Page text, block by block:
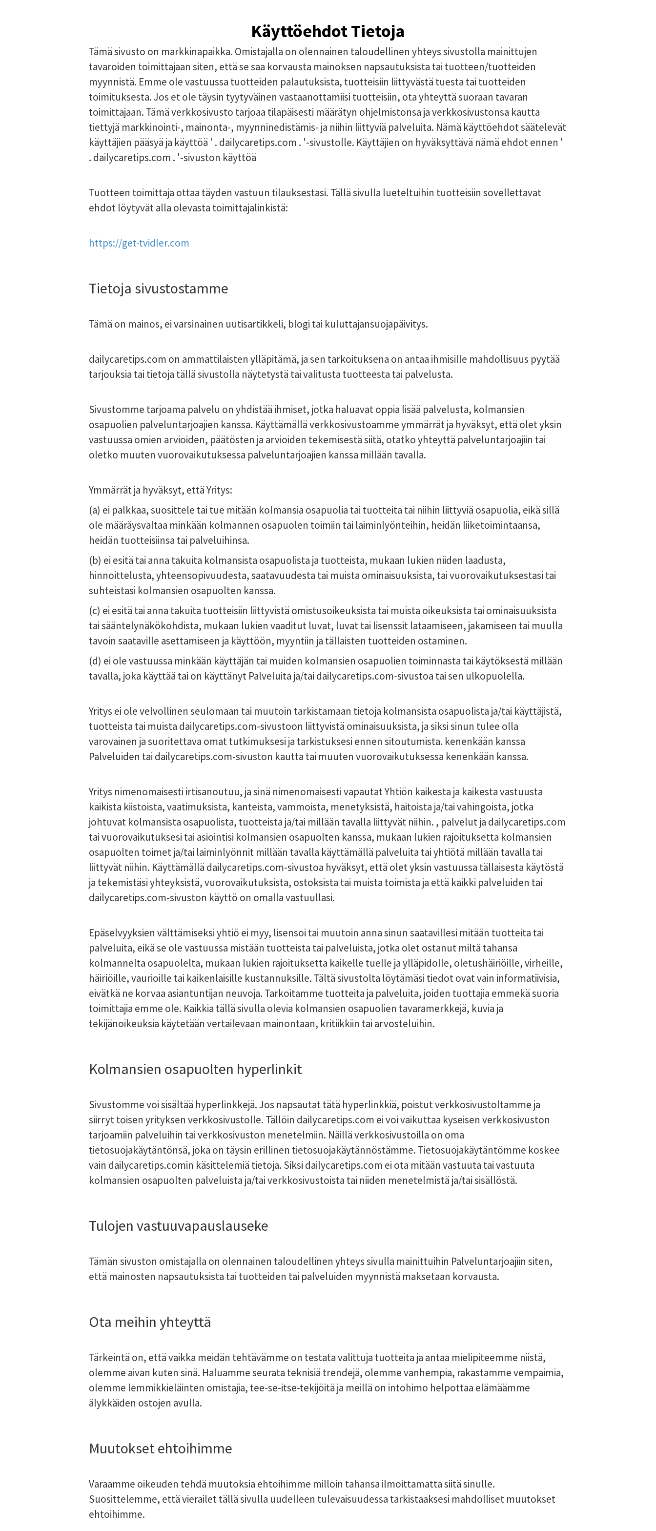
Käyttöehdot Tietoja
Tämä sivusto on markkinapaikka. Omistajalla on olennainen taloudellinen yhteys sivustolla mainittujen
tavaroiden toimittajaan siten, että se saa korvausta mainoksen napsautuksista tai tuotteen/tuotteiden
myynnistä. Emme ole vastuussa tuotteiden palautuksista, tuotteisiin liittyvästä tuesta tai tuotteiden
toimituksesta. Jos et ole täysin tyytyväinen vastaanottamiisi tuotteisiin, ota yhteyttä suoraan tavaran
toimittajaan. Tämä verkkosivusto tarjoaa tilapäisesti määrätyn ohjelmistonsa ja verkkosivustonsa kautta
tiettyjä markkinointi-, mainonta-, myynninedistämis- ja niihin liittyviä palveluita. Nämä käyttöehdot säätelevät
käyttäjien pääsyä ja käyttöä ' . dailycaretips.com . '-sivustolle. Käyttäjien on hyväksyttävä nämä ehdot ennen '
. dailycaretips.com . '-sivuston käyttöä
Tuotteen toimittaja ottaa täyden vastuun tilauksestasi. Tällä sivulla lueteltuihin tuotteisiin sovellettavat
ehdot löytyvät alla olevasta toimittajalinkistä:
https://get-tvidler.com
Tietoja sivustostamme
Tämä on mainos, ei varsinainen uutisartikkeli, blogi tai kuluttajansuojapäivitys.
dailycaretips.com on ammattilaisten ylläpitämä, ja sen tarkoituksena on antaa ihmisille mahdollisuus pyytää
tarjouksia tai tietoja tällä sivustolla näytetystä tai valitusta tuotteesta tai palvelusta.
Sivustomme tarjoama palvelu on yhdistää ihmiset, jotka haluavat oppia lisää palvelusta, kolmansien
osapuolien palveluntarjoajien kanssa. Käyttämällä verkkosivustoamme ymmärrät ja hyväksyt, että olet yksin
vastuussa omien arvioiden, päätösten ja arvioiden tekemisestä siitä, otatko yhteyttä palveluntarjoajiin tai
oletko muuten vuorovaikutuksessa palveluntarjoajien kanssa millään tavalla.
Ymmärrät ja hyväksyt, että Yritys:
(a) ei palkkaa, suosittele tai tue mitään kolmansia osapuolia tai tuotteita tai niihin liittyviä osapuolia, eikä sillä
ole määräysvaltaa minkään kolmannen osapuolen toimiin tai laiminlyönteihin, heidän liiketoimintaansa,
heidän tuotteisiinsa tai palveluihinsa.
(b) ei esitä tai anna takuita kolmansista osapuolista ja tuotteista, mukaan lukien niiden laadusta,
hinnoittelusta, yhteensopivuudesta, saatavuudesta tai muista ominaisuuksista, tai vuorovaikutuksestasi tai
suhteistasi kolmansien osapuolten kanssa.
(c) ei esitä tai anna takuita tuotteisiin liittyvistä omistusoikeuksista tai muista oikeuksista tai ominaisuuksista
tai sääntelynäkökohdista, mukaan lukien vaaditut luvat, luvat tai lisenssit lataamiseen, jakamiseen tai muulla
tavoin saataville asettamiseen ja käyttöön, myyntiin ja tällaisten tuotteiden ostaminen.
(d) ei ole vastuussa minkään käyttäjän tai muiden kolmansien osapuolien toiminnasta tai käytöksestä millään
tavalla, joka käyttää tai on käyttänyt Palveluita ja/tai dailycaretips.com-sivustoa tai sen ulkopuolella.
Yritys ei ole velvollinen seulomaan tai muutoin tarkistamaan tietoja kolmansista osapuolista ja/tai käyttäjistä,
tuotteista tai muista dailycaretips.com-sivustoon liittyvistä ominaisuuksista, ja siksi sinun tulee olla
varovainen ja suoritettava omat tutkimuksesi ja tarkistuksesi ennen sitoutumista. kenenkään kanssa
Palveluiden tai dailycaretips.com-sivuston kautta tai muuten vuorovaikutuksessa kenenkään kanssa.
Yritys nimenomaisesti irtisanoutuu, ja sinä nimenomaisesti vapautat Yhtiön kaikesta ja kaikesta vastuusta
kaikista kiistoista, vaatimuksista, kanteista, vammoista, menetyksistä, haitoista ja/tai vahingoista, jotka
johtuvat kolmansista osapuolista, tuotteista ja/tai millään tavalla liittyvät niihin. , palvelut ja dailycaretips.com
tai vuorovaikutuksesi tai asiointisi kolmansien osapuolten kanssa, mukaan lukien rajoituksetta kolmansien
osapuolten toimet ja/tai laiminlyönnit millään tavalla käyttämällä palveluita tai yhtiötä millään tavalla tai
liittyvät niihin. Käyttämällä dailycaretips.com-sivustoa hyväksyt, että olet yksin vastuussa tällaisesta käytöstä
ja tekemistäsi yhteyksistä, vuorovaikutuksista, ostoksista tai muista toimista ja että kaikki palveluiden tai
dailycaretips.com-sivuston käyttö on omalla vastuullasi.
Epäselvyyksien välttämiseksi yhtiö ei myy, lisensoi tai muutoin anna sinun saatavillesi mitään tuotteita tai
palveluita, eikä se ole vastuussa mistään tuotteista tai palveluista, jotka olet ostanut miltä tahansa
kolmannelta osapuolelta, mukaan lukien rajoituksetta kaikelle tuelle ja ylläpidolle, oletushäiriöille, virheille,
häiriöille, vaurioille tai kaikenlaisille kustannuksille. Tältä sivustolta löytämäsi tiedot ovat vain informatiivisia,
eivätkä ne korvaa asiantuntijan neuvoja. Tarkoitamme tuotteita ja palveluita, joiden tuottajia emmekä suoria
toimittajia emme ole. Kaikkia tällä sivulla olevia kolmansien osapuolien tavaramerkkejä, kuvia ja
tekijänoikeuksia käytetään vertailevaan mainontaan, kritiikkiin tai arvosteluihin.
Kolmansien osapuolten hyperlinkit
Sivustomme voi sisältää hyperlinkkejä. Jos napsautat tätä hyperlinkkiä, poistut verkkosivustoltamme ja
siirryt toisen yrityksen verkkosivustolle. Tällöin dailycaretips.com ei voi vaikuttaa kyseisen verkkosivuston
tarjoamiin palveluihin tai verkkosivuston menetelmiin. Näillä verkkosivustoilla on oma
tietosuojakäytäntönsä, joka on täysin erillinen tietosuojakäytännöstämme. Tietosuojakäytäntömme koskee
vain dailycaretips.comin käsittelemiä tietoja. Siksi dailycaretips.com ei ota mitään vastuuta tai vastuuta
kolmansien osapuolten palveluista ja/tai verkkosivustoista tai niiden menetelmistä ja/tai sisällöstä.
Tulojen vastuuvapauslauseke
Tämän sivuston omistajalla on olennainen taloudellinen yhteys sivulla mainittuihin Palveluntarjoajiin siten,
että mainosten napsautuksista tai tuotteiden tai palveluiden myynnistä maksetaan korvausta.
Ota meihin yhteyttä
Tärkeintä on, että vaikka meidän tehtävämme on testata valittuja tuotteita ja antaa mielipiteemme niistä,
olemme aivan kuten sinä. Haluamme seurata teknisiä trendejä, olemme vanhempia, rakastamme vempaimia,
olemme lemmikkieläinten omistajia, tee-se-itse-tekijöitä ja meillä on intohimo helpottaa elämäämme
älykkäiden ostojen avulla.
Muutokset ehtoihimme
Varaamme oikeuden tehdä muutoksia ehtoihimme milloin tahansa ilmoittamatta siitä sinulle.
Suosittelemme, että vierailet tällä sivulla uudelleen tulevaisuudessa tarkistaaksesi mahdolliset muutokset
ehtoihimme.